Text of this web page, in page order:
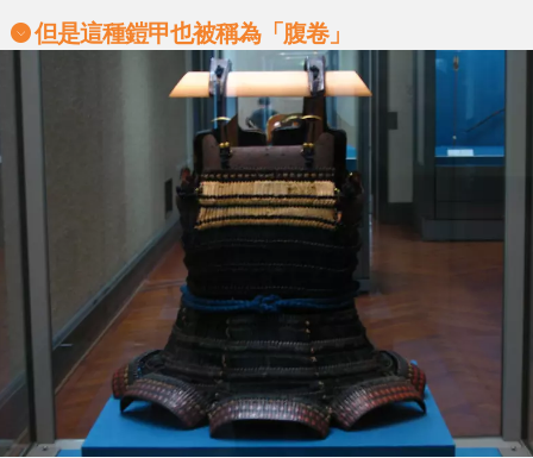
但是這種鎧甲也被稱為「 腹卷」